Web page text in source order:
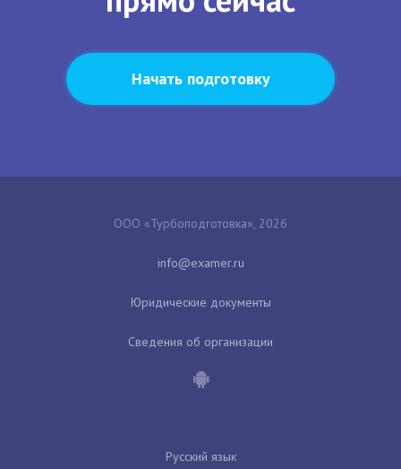
Начать подготовку
ООО «Турбоподготовка», 2026
Юридические документы
Сведения об организации
Русский язык